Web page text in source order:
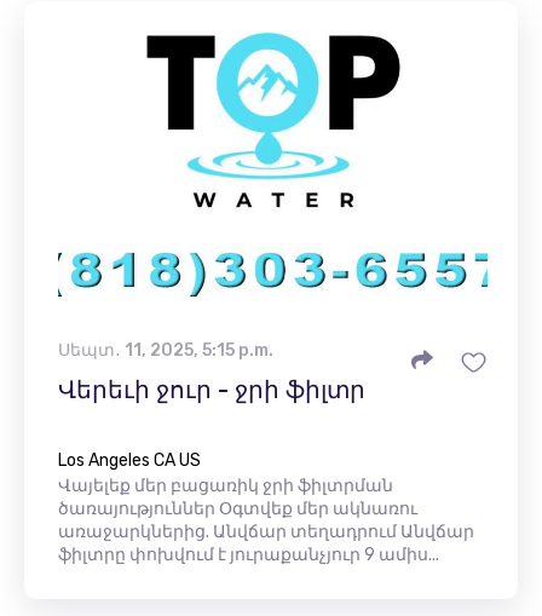
Սեպտ․ 11, 2025, 5:15 p.m.
Վերեւի ջուր - ջրի ֆիլտր
Los Angeles CA US
Վայելեք մեր բացառիկ ջրի ֆիլտրման
ծառայություններ Օգտվեք մեր ակնառու
առաջարկներից. Անվճար տեղադրում Անվճար
ֆիլտրը փոխվում է յուրաքանչյուր 9 ամիս...